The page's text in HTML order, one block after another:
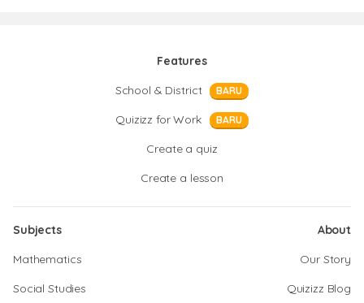
Features
School & District
BARU
Quizizz for Work BARU
Create a quiz
Create a lesson
Subjects
Mathematics
Social Studies
About
Our Story
Quizizz Blog